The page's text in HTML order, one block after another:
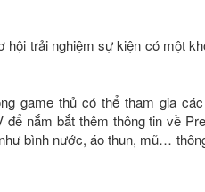
trải nghiệm sự kiện có một
game thủ có thể tham gia
nắm bắt thêm thông tin về
bình nước, áo thun, mũ…